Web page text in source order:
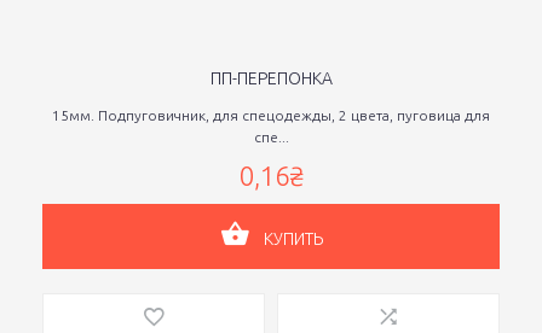
ПП-ПЕРЕПОНКА
15мм. Подпуговичник, для спецодежды, 2 цвета, пуговица для
спе...
0,16₴
КУПИТЬ